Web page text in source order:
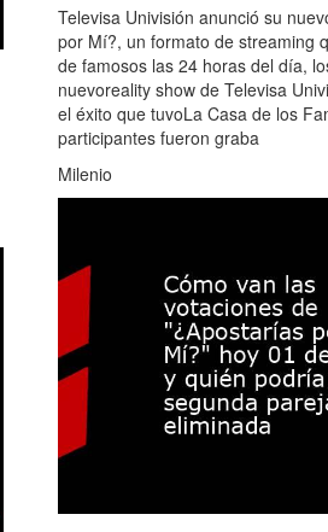
Televisa Univisión anunció su
por Mí?, un formato de streaming
de famosos las 24 horas del día,
nuevoreality show de Televisa
el éxito que tuvoLa Casa de los
participantes fueron graba
Milenio